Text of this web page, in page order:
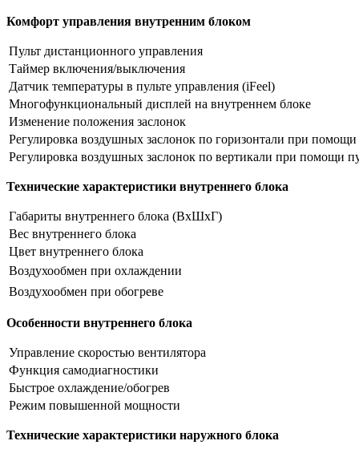
Комфорт управления внутренним блоком
Пульт дистанционного управления
Таймер включения/выключения
Датчик температуры в пульте управления (iFeel)
Многофункциональный дисплей на внутреннем блоке
Изменение положения заслонок
Регулировка воздушных заслонок по горизонтали при
Регулировка воздушных заслонок по вертикали при помощи
Технические характеристики внутреннего блока
Габариты внутреннего блока (ВхШхГ)
Вес внутреннего блока
Цвет внутреннего блока
Воздухообмен при охлаждении
Воздухообмен при обогреве
Особенности внутреннего блока
Управление скоростью вентилятора
Функция самодиагностики
Быстрое охлаждение/обогрев
Режим повышенной мощности
Технические характеристики наружного блока